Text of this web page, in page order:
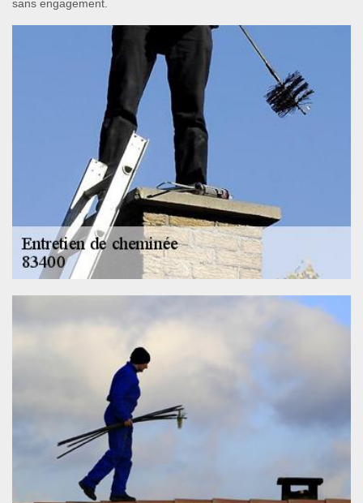
sans engagement.